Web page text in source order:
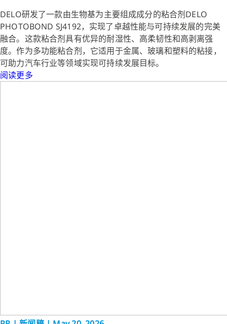
DELO研发了一款由生物基为主要组成成分的粘合剂DELO
PHOTOBOND SJ4192，实现了卓越性能与可持续发展的完美
融合。这款粘合剂具有优异的耐湿性、高柔韧性和高剥离强
度。作为多功能粘合剂，它适用于金属、玻璃和塑料的粘接，
可助力汽车行业等领域实现可持续发展目标。
阅读更多